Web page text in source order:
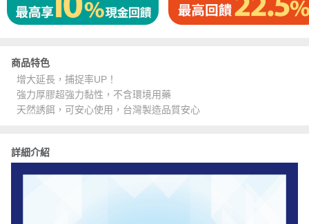
商品特色
增大延長，捕捉率UP！
強力厚膠超強力黏性，不含環境用藥
天然誘餌，可安心使用，台灣製造品質安心
詳細介紹